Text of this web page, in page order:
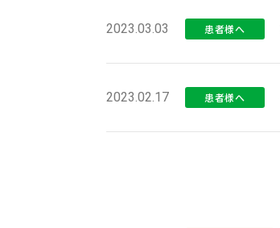
2023.03.03 患者様へ
2023.02.17 患者様へ